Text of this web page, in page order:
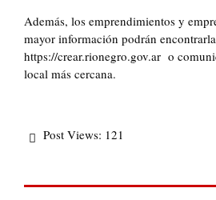
Además, los emprendimientos y
mayor información podrán
https://crear.rionegro.gov.ar o
local más cercana.
Post Views: 121